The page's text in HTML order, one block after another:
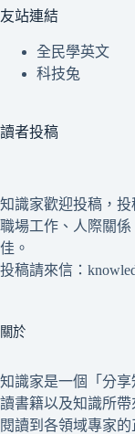
友站連結
全民學英文
科技兔
讀者投稿
知識家歡迎投稿，投
職場工作、人際關
佳。
投稿請來信：
關於
知識家是一個「分
讀書籍以及知識所
閱讀到各領域專家